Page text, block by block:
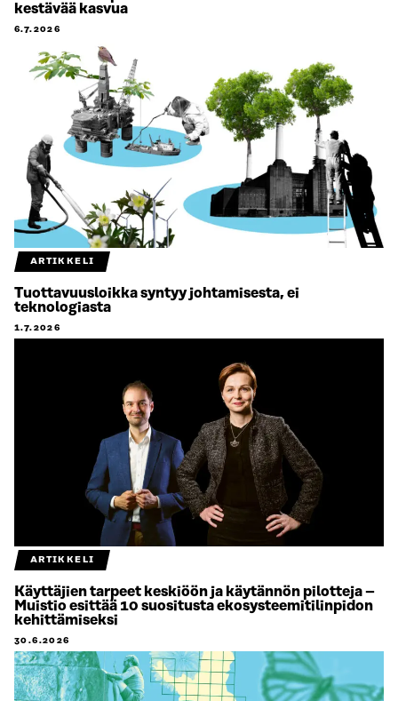
kestävää kasvua
6.7.2026
ARTIKKELI
Tuottavuusloikka syntyy johtamisesta, ei
teknologiasta
1.7.2026
ARTIKKELI
Käyttäjien tarpeet keskiöön ja käytännön pilotteja –
Muistio esittää 10 suositusta ekosysteemitilinpidon
kehittämiseksi
30.6.2026